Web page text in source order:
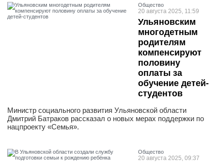
Общество
20 августа 2025, 11:59
Ульяновским
многодетным
родителям
компенсируют
половину
оплаты за
обучение детей-
студентов
Министр социального развития Ульяновской области
Дмитрий Батраков рассказал о новых мерах поддержки по
нацпроекту «Семья».
Общество
20 августа 2025, 09:37